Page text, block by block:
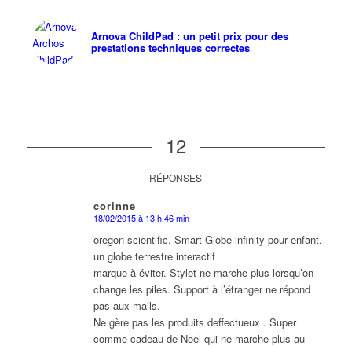
Arnova ChildPad : un petit prix pour des
prestations techniques correctes
12
RÉPONSES
corinne
dit
18/02/2015 à 13 h 46 min
oregon scientific. Smart Globe infinity pour enfant.
un globe terrestre interactif
marque à éviter. Stylet ne marche plus lorsqu’on
change les piles. Support à l’étranger ne répond
pas aux mails.
Ne gère pas les produits deffectueux . Super
comme cadeau de Noel qui ne marche plus au